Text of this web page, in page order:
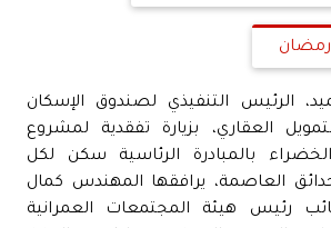
الرئيس التنفيذي لصندوق الإسكان
العقاري، بزيارة تفقدية لمشروع
بالمبادرة الرئاسية سكن لكل
العاصمة، يرافقها المهندس كمال
رئيس هيئة المجتمعات العمرانية